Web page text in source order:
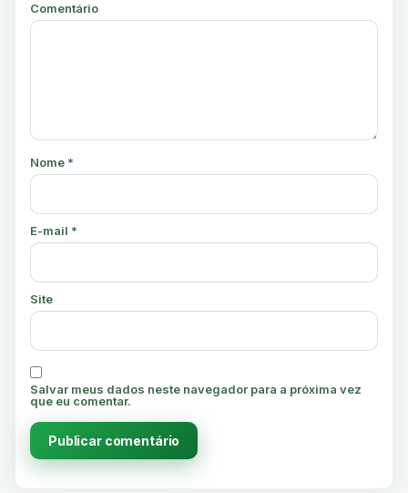
Comentário
Nome *
E-mail *
Site
Salvar meus dados neste navegador para a próxima vez
que eu comentar.